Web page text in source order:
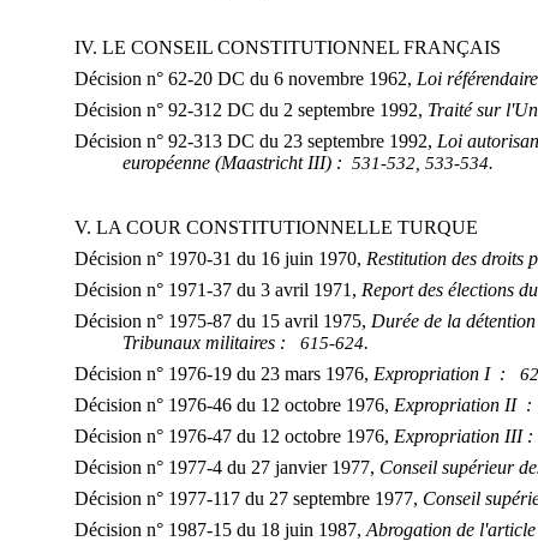
IV. LE CONSEIL CONSTITUTIONNEL FRANÇAIS
Décision n° 62‑20 DC du 6 novembre 1962, Loi référendaire
Décision n° 92-312 DC du 2 septembre 1992, Traité sur
Décision n° 92-313 DC du 23 septembre 1992, Loi
européenne (Maastricht III) : 531-532, 533-534.
V. LA COUR CONSTITUTIONNELLE TURQUE
Décision n° 1970-31 du 16 juin 1970, Restitution des droits
Décision n° 1971-37 du 3 avril 1971, Report des élections
Décision n° 1975-87 du 15 avril 1975, Durée de la
Tribunaux militaires : 615‑624.
Décision n° 1976-19 du 23 mars 1976, Expropriation I :
Décision n° 1976-46 du 12 octobre 1976, Expropriation
Décision n° 1976-47 du 12 octobre 1976, Expropriation
Décision n° 1977-4 du 27 janvier 1977, Conseil supérieur
Décision n° 1977-117 du 27 septembre 1977, Conseil
Décision n° 1987-15 du 18 juin 1987, Abrogation de